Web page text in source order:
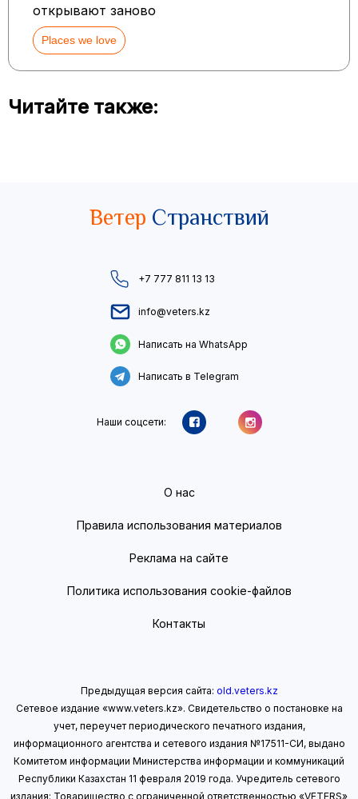
открывают заново
Places we love
Читайте также:
Ветер Странствий
+7 777 811 13 13
info@veters.kz
Написать на WhatsApp
Написать в Telegram
Наши соцсети:
О нас
Правила использования материалов
Реклама на сайте
Политика использования cookie-файлов
Контакты
Предыдущая версия сайта: old.veters.kz
Сетевое издание «www.veters.kz». Свидетельство о постановке на
учет, переучет периодического печатного издания,
информационного агентства и сетевого издания №17511-СИ, выдано
Комитетом информации Министерства информации и коммуникаций
Республики Казахстан 11 февраля 2019 года. Учредитель сетевого
издания: Товарищество с ограниченной ответственностью «VETERS»